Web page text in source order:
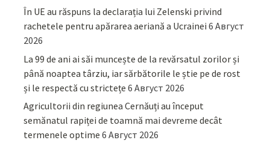
În UE au răspuns la declarația lui Zelenski privind
rachetele pentru apărarea aeriană a Ucrainei 6 Август
2026
La 99 de ani ai săi muncește de la revărsatul zorilor și
până noaptea târziu, iar sărbătorile le știe pe de rost
și le respectă cu strictețe 6 Август 2026
Agricultorii din regiunea Cernăuți au început
semănatul rapiței de toamnă mai devreme decât
termenele optime 6 Август 2026